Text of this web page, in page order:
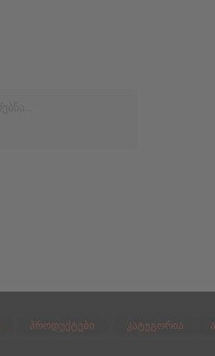
პროდუქტები კატეგორია